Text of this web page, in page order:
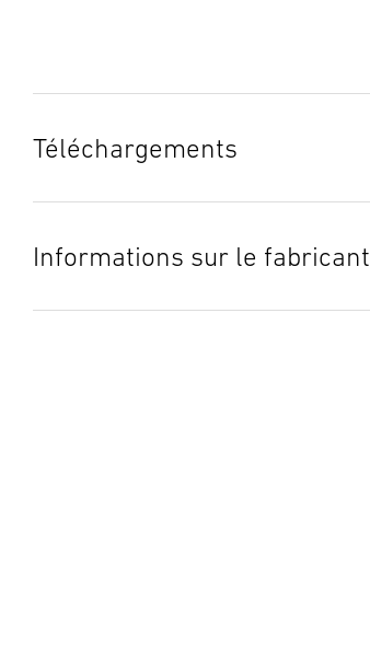
Téléchargements
Informations sur le fabricant